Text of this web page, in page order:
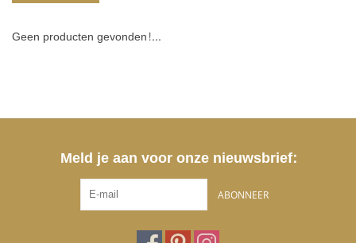
NURSERY / TABLEWARE
Geen producten gevonden!...
Meld je aan voor onze nieuwsbrief:
ABONNEER